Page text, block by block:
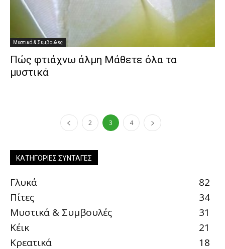
Μυστικά & Συμβουλές
Πώς φτιάχνω άλμη Μάθετε όλα τα
μυστικά
2 3 4
ΚΑΤΗΓΟΡΊΕΣ ΣΥΝΤΑΓΈΣ
Γλυκά
82
Πίτες
34
Μυστικά & Συμβουλές
31
Κέικ
21
Κρεατικά
18